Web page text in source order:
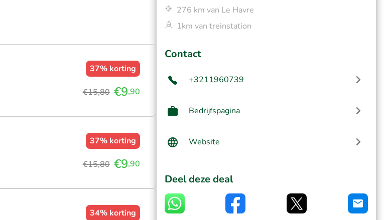
37% korting
€15,80 €9,90
37% korting
€15,80 €9,90
34% korting
276 km van Le Havre
1km van treinstation
Contact
+3211960739
Bedrijfspagina
Website
Deel deze deal